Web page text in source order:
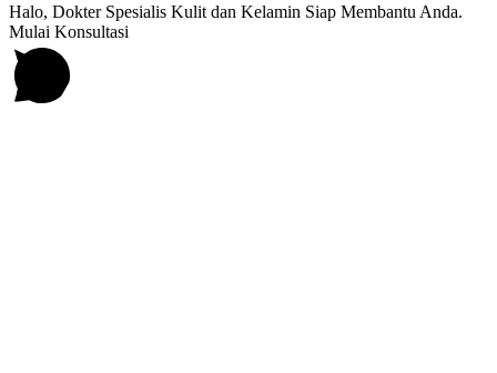
Halo, Dokter Spesialis Kulit dan Kelamin Siap Membantu Anda.
Mulai Konsultasi